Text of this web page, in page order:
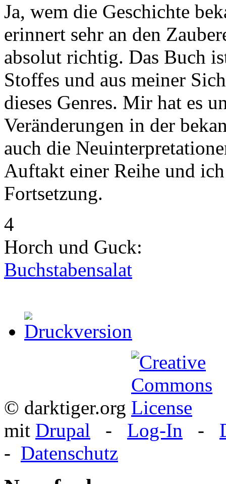
Ja, wem die Geschichte
erinnert sehr an den
absolut richtig. Das Buch
Stoffes und aus meiner
dieses Genres. Mir hat es
Veränderungen in der
auch die
Auftakt einer Reihe und
Fortsetzung.
4
Horch und Guck:
Buchstabensalat
© darktiger.org
mit Drupal - Log-In -
- Datenschutz